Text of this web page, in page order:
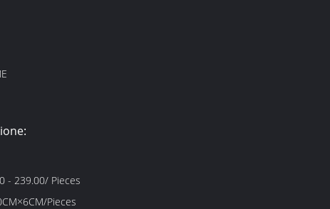
- 239.00/ Pieces
Pieces